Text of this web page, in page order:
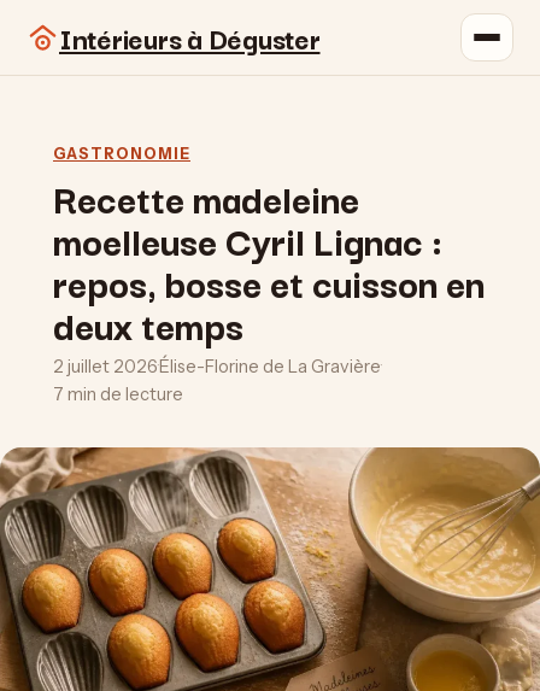
Intérieurs à Déguster
GASTRONOMIE
Recette madeleine
moelleuse Cyril Lignac :
repos, bosse et cuisson en
deux temps
2 juillet 2026·Élise-Florine de La Gravière·
7 min de lecture